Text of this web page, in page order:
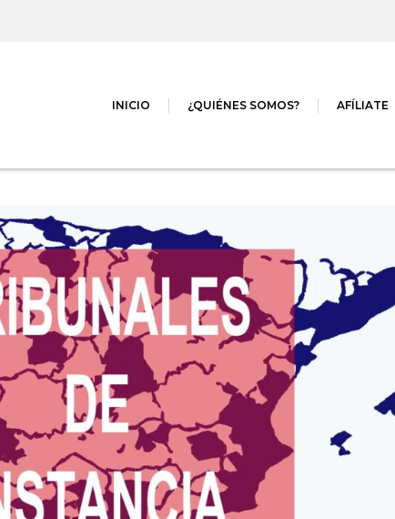
INICIO ¿QUIÉNES SOMOS? AFÍLIATE